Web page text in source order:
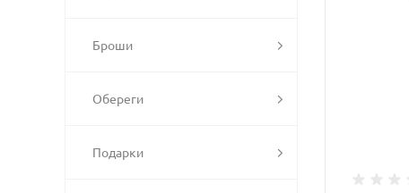
Броши
Обереги
Подарки